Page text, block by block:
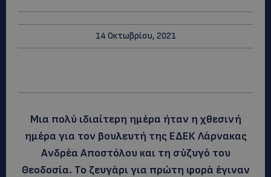
14 Οκτωβρίου, 2021
Μια πολύ ιδιαίτερη ημέρα ήταν η χθεσινή
ημέρα για τον βουλευτή της ΕΔΕΚ Λάρνακας
Ανδρέα Αποστόλου και τη σύζυγό του
Θεοδοσία. Το ζευγάρι για πρώτη φορά έγιναν